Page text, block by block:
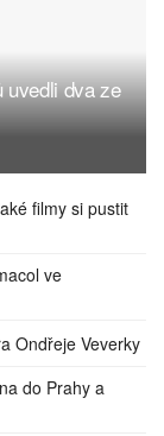
uvedli dva ze
filmy si pustit
ve
Ondřeje Veverky
do Prahy a